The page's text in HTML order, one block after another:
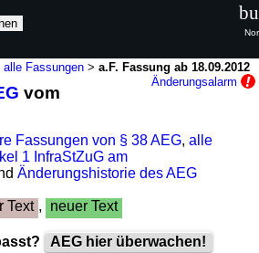
alle Fassungen >a.F. Fassung ab 18.09.2012
Änderungsalarm
vom
Fassungen von § 38 AEG,alle
1 InfraStZuG am
Änderungshistorie des AEG
Text , neuer Text
AEG hier überwachen!